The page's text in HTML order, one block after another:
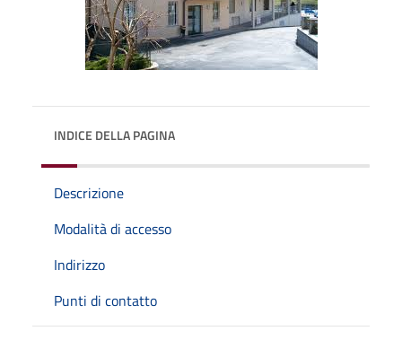
INDICE DELLA PAGINA
Descrizione
Modalità di accesso
Indirizzo
Punti di contatto